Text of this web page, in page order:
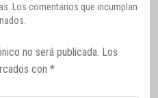
Los comentarios que incumplan
no será publicada. Los
con *